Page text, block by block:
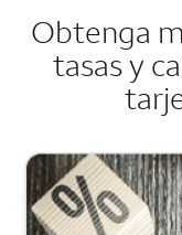
Obtenga
tasas y